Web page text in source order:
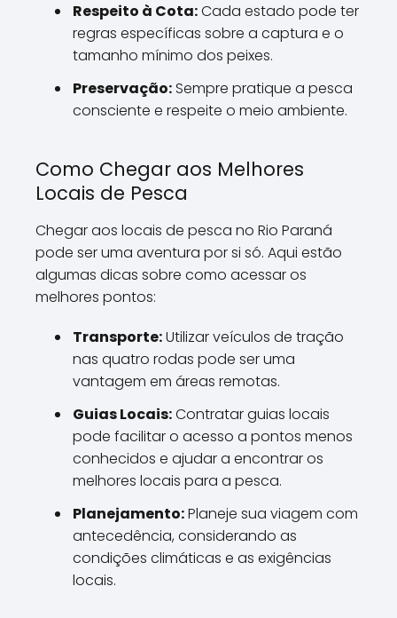
Respeito à Cota:Cada estado pode ter
regras específicas sobre a captura e o
tamanho mínimo dos peixes.
Preservação:Sempre pratique a pesca
consciente e respeite o meio ambiente.
Como Chegar aos Melhores
Locais de Pesca
Chegar aos locais de pesca no Rio Paraná
pode ser uma aventura por si só. Aqui estão
algumas dicas sobre como acessar os
melhores pontos:
Transporte:Utilizar veículos de tração
nas quatro rodas pode ser uma
vantagem em áreas remotas.
Guias Locais:Contratar guias locais
pode facilitar o acesso a pontos menos
conhecidos e ajudar a encontrar os
melhores locais para a pesca.
Planejamento:Planeje sua viagem com
antecedência, considerando as
condições climáticas e as exigências
locais.